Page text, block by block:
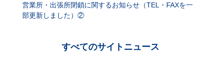
営業所・出張所閉鎖に関するお知らせ（TEL・FAXを一
部更新しました）②
すべてのサイトニュース